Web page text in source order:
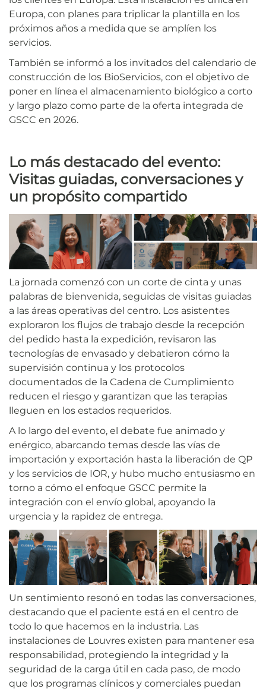
Europa, con planes para triplicar la plantilla en los
próximos años a medida que se amplíen los
servicios.
También se informó a los invitados del calendario de
construcción de los BioServicios, con el objetivo de
poner en línea el almacenamiento biológico a corto
y largo plazo como parte de la oferta integrada de
GSCC en 2026.
Lo más destacado del evento:
Visitas guiadas, conversaciones y
un propósito compartido
La jornada comenzó con un corte de cinta y unas
palabras de bienvenida, seguidas de visitas guiadas
a las áreas operativas del centro. Los asistentes
exploraron los flujos de trabajo desde la recepción
del pedido hasta la expedición, revisaron las
tecnologías de envasado y debatieron cómo la
supervisión continua y los protocolos
documentados de la Cadena de Cumplimiento
reducen el riesgo y garantizan que las terapias
lleguen en los estados requeridos.
A lo largo del evento, el debate fue animado y
enérgico, abarcando temas desde las vías de
importación y exportación hasta la liberación de QP
y los servicios de IOR, y hubo mucho entusiasmo en
torno a cómo el enfoque GSCC permite la
integración con el envío global, apoyando la
urgencia y la rapidez de entrega.
Un sentimiento resonó en todas las conversaciones,
destacando que el paciente está en el centro de
todo lo que hacemos en la industria. Las
instalaciones de Louvres existen para mantener esa
responsabilidad, protegiendo la integridad y la
seguridad de la carga útil en cada paso, de modo
que los programas clínicos y comerciales puedan